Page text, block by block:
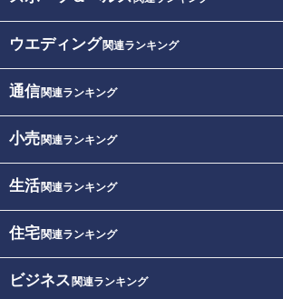
ウエディング関連ランキング
通信関連ランキング
小売関連ランキング
生活関連ランキング
住宅関連ランキング
ビジネス 関連ランキング